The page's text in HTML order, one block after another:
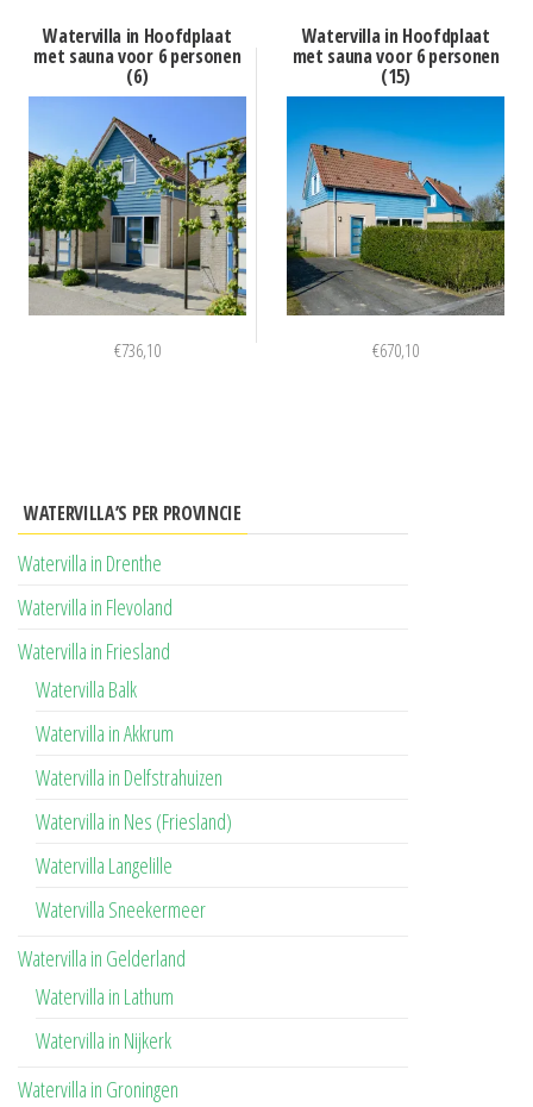
Watervilla in Hoofdplaat
met sauna voor 6 personen
(6)
€736,10
Watervilla in Hoofdplaat
met sauna voor 6 personen
(15)
€670,10
WATERVILLA’S PER PROVINCIE
Watervilla in Drenthe
Watervilla in Flevoland
Watervilla in Friesland
Watervilla Balk
Watervilla in Akkrum
Watervilla in Delfstrahuizen
Watervilla in Nes (Friesland)
Watervilla Langelille
Watervilla Sneekermeer
Watervilla in Gelderland
Watervilla in Lathum
Watervilla in Nijkerk
Watervilla in Groningen